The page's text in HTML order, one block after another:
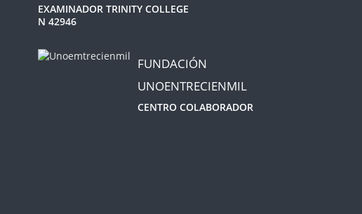
EXAMINADOR TRINITY COLLEGE
N 42946
FUNDACIÓN
UNOENTRECIENMIL
CENTRO COLABORADOR